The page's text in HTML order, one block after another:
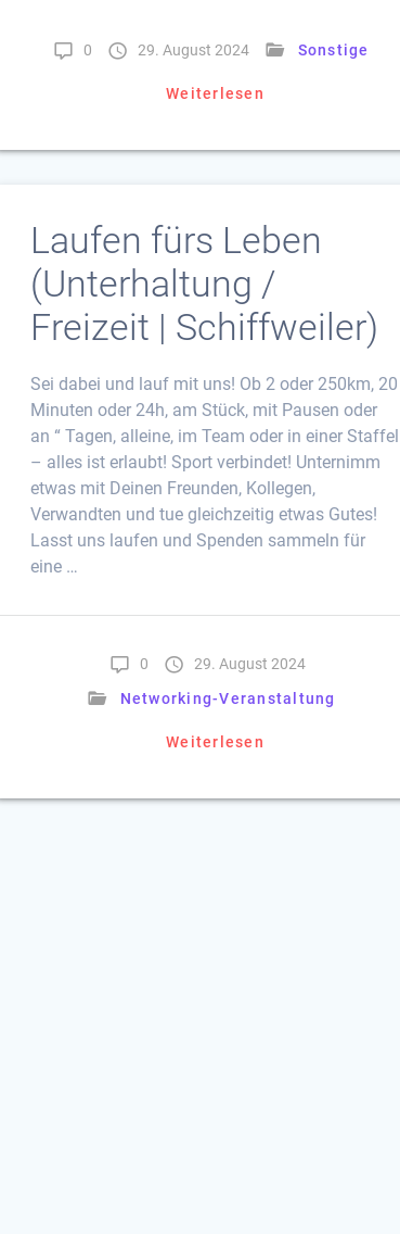
0 29. August 2024 Sonstige
Weiterlesen
Laufen fürs Leben
(Unterhaltung /
Freizeit | Schiffweiler)
Sei dabei und lauf mit uns! Ob 2 oder 250km, 20
Minuten oder 24h, am Stück, mit Pausen oder
an “ Tagen, alleine, im Team oder in einer Staffel
– alles ist erlaubt! Sport verbindet! Unternimm
etwas mit Deinen Freunden, Kollegen,
Verwandten und tue gleichzeitig etwas Gutes!
Lasst uns laufen und Spenden sammeln für
eine …
0
29. August 2024
Networking-Veranstaltung
Weiterlesen